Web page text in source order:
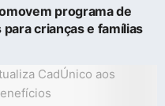
programa de
crianças e famílias